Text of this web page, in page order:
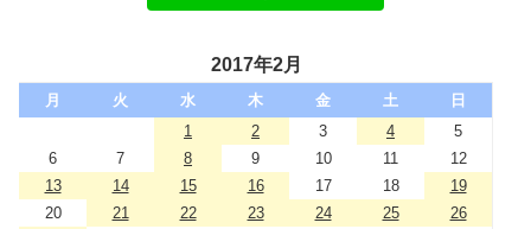
2017年2月
月 火 水 木 金 土
日
1
2 3 4
5
6
7 8 9 10 11
12
13
14 15 16 17 18
19
20
21 22 23 24 25
26